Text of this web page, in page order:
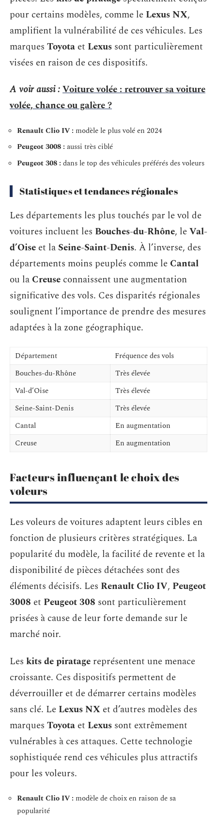
pour certains modèles, comme le Lexus NX,
amplifient la vulnérabilité de ces véhicules. Les
marques Toyota et Lexus sont particulièrement
visées en raison de ces dispositifs.
A voir aussi :Voiture volée : retrouver sa voiture
volée, chance ou galère ?
Renault Clio IV : modèle le plus volé en 2024
Peugeot 3008 : aussi très ciblé
Peugeot 308 : dans le top des véhicules préférés des voleurs
Statistiques et tendances régionales
Les départements les plus touchés par le vol de
voitures incluent les Bouches-du-Rhône, leVal-
d’Oise et la Seine-Saint-Denis. À l’inverse, des
départements moins peuplés comme le Cantal
ou la Creuse connaissent une augmentation
significative des vols. Ces disparités régionales
soulignent l’importance de prendre des mesures
adaptées à la zone géographique.
Département
Fréquence des vols
Bouches-du-Rhône
Très élevée
Val-d’Oise
Très élevée
Seine-Saint-Denis
Très élevée
Cantal
En augmentation
Creuse
En augmentation
Facteurs influençant le choix des
voleurs
Les voleurs de voitures adaptent leurs cibles en
fonction de plusieurs critères stratégiques. La
popularité du modèle, la facilité de revente et la
disponibilité de pièces détachées sont des
éléments décisifs. Les Renault Clio IV, Peugeot
3008 et Peugeot 308 sont particulièrement
prisées à cause de leur forte demande sur le
marché noir.
Les kits de piratage représentent une menace
croissante. Ces dispositifs permettent de
déverrouiller et de démarrer certains modèles
sans clé. Le Lexus NX et d’autres modèles des
marques Toyota et Lexus sont extrêmement
vulnérables à ces attaques. Cette technologie
sophistiquée rend ces véhicules plus attractifs
pour les voleurs.
Renault Clio IV : modèle de choix en raison de sa
popularité